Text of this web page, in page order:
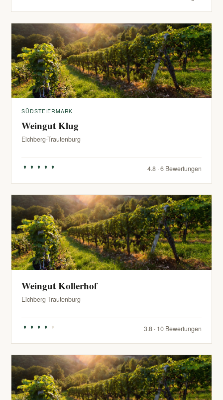
SÜDSTEIERMARK
Weingut Klug
Eichberg-Trautenburg
4.8 · 6 Bewertungen
Weingut Kollerhof
Eichberg Trautenburg
3.8 · 10 Bewertungen